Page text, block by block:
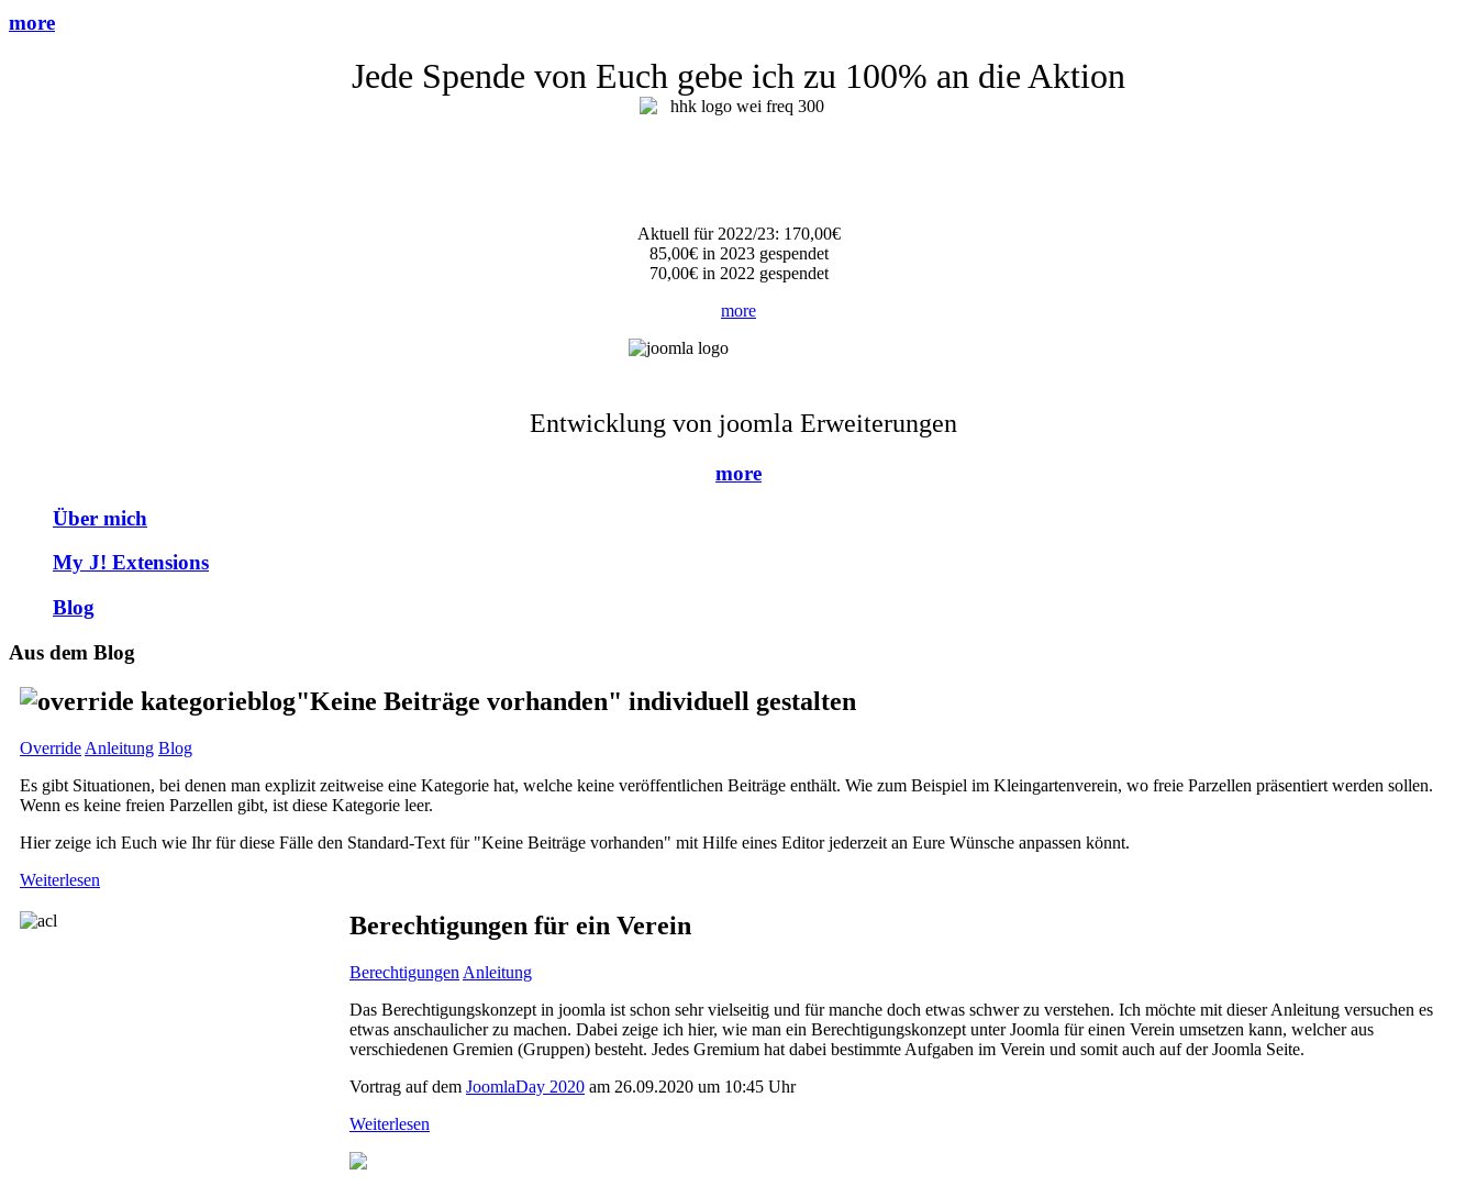
more
Jede Spende von Euch gebe ich zu 100% an die Aktion
Aktuell für 2022/23: 170,00€
85,00€ in 2023 gespendet
70,00€ in 2022 gespendet
more
Entwicklung von joomla Erweiterungen
more
Über mich
My J! Extensions
Blog
Aus dem Blog
"Keine Beiträge vorhanden" individuell gestalten
Override Anleitung Blog
Es gibt Situationen, bei denen man explizit zeitweise eine Kategorie hat, welche keine veröffentlichen Beiträge enthält. Wie zum Beispiel im Kleingartenverein, wo freie Parzellen präsentiert werden sollen.
Wenn es keine freien Parzellen gibt, ist diese Kategorie leer.
Hier zeige ich Euch wie Ihr für diese Fälle den Standard-Text für "Keine Beiträge vorhanden" mit Hilfe eines Editor jederzeit an Eure Wünsche anpassen könnt.
Weiterlesen
Berechtigungen für ein Verein
Berechtigungen Anleitung
Das Berechtigungskonzept in joomla ist schon sehr vielseitig und für manche doch etwas schwer zu verstehen. Ich möchte mit dieser Anleitung versuchen es
etwas anschaulicher zu machen. Dabei zeige ich hier, wie man ein Berechtigungskonzept unter Joomla für einen Verein umsetzen kann, welcher aus
verschiedenen Gremien (Gruppen) besteht. Jedes Gremium hat dabei bestimmte Aufgaben im Verein und somit auch auf der Joomla Seite.
Vortrag auf dem JoomlaDay 2020 am 26.09.2020 um 10:45 Uhr
Weiterlesen